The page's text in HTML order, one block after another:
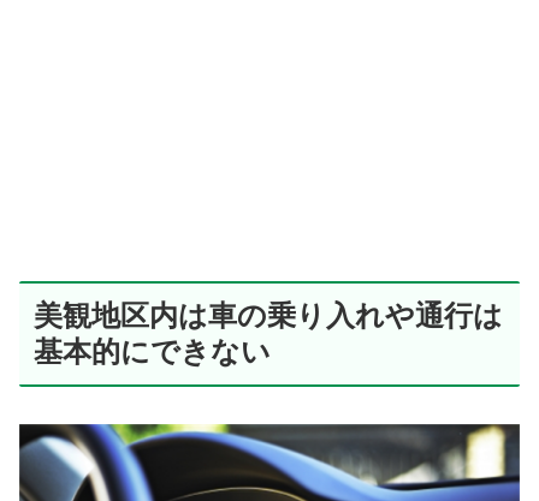
美観地区内は車の乗り入れや通行は
基本的にできない